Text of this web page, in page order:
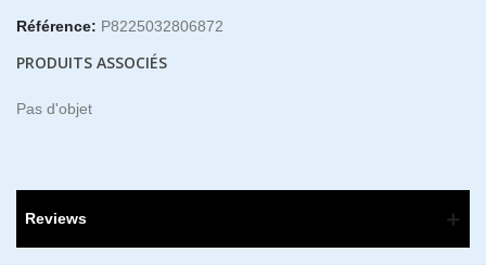
Référence: P8225032806872
PRODUITS ASSOCIÉS
Pas d'objet
Reviews